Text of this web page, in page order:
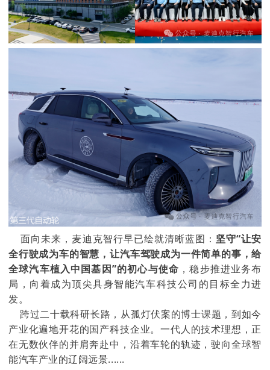
面向未来，麦迪克智行早已绘就清晰蓝图： 坚守“让安
全行驶成为车的智慧，让汽车驾驶成为一件简单的事，给
全球汽车植入中国基因”的初心与使命 ，稳步推进业务布
局，向着成为顶尖具身智能汽车科技公司的目标全力进
发。
跨过二十载科研长路，从孤灯伏案的博士课题，到如今
产业化遍地开花的国产科技企业。一代人的技术理想，正
在无数伙伴的并肩奔赴中，沿着车轮的轨迹，驶向全球智
能汽车产业的辽阔远景......